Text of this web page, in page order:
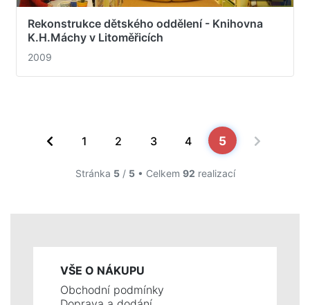
Rekonstrukce dětského oddělení - Knihovna
K.H.Máchy v Litoměřicích
2009
1 2 3 4 5
Stránka 5/ 5• Celkem 92 realizací
VŠE O NÁKUPU
Obchodní podmínky